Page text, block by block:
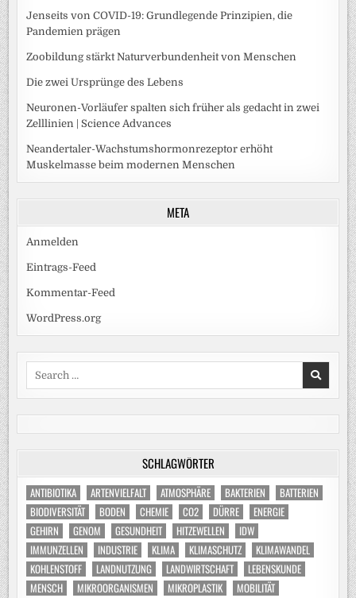
Jenseits von COVID-19: Grundlegende Prinzipien, die
Pandemien prägen
Zoobildung stärkt Naturverbundenheit von Menschen
Die zwei Ursprünge des Lebens
Neuronen-Vorläufer spalten sich früher als gedacht in zwei
Zelllinien | Science Advances
Neandertaler-Wachstumshormonrezeptor erhöht
Muskelmasse beim modernen Menschen
META
Anmelden
Eintrags-Feed
Kommentar-Feed
WordPress.org
Search
SCHLAGWÖRTER
ANTIBIOTIKA ARTENVIELFALT ATMOSPHÄRE BAKTERIEN
BATTERIEN
BIODIVERSITÄT
BODEN CHEMIE CO2 DÜRRE
ENERGIE
GEHIRN
GENOM GESUNDHEIT HITZEWELLEN
IDW
IMMUNZELLEN
INDUSTRIE KLIMA KLIMASCHUTZ
KLIMAWANDEL
KOHLENSTOFF
LANDNUTZUNG LANDWIRTSCHAFT
LEBENSKUNDE
MENSCH
MIKROORGANISMEN MIKROPLASTIK
MOBILITÄT